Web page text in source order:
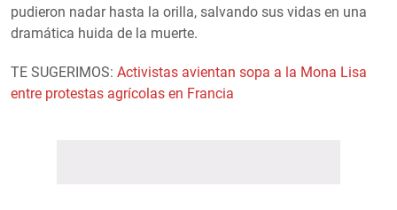
pudieron nadar hasta la orilla, salvando sus vidas en una
dramática huida de la muerte.
TE SUGERIMOS: Activistas avientan sopa a la Mona Lisa
entre protestas agrícolas en Francia